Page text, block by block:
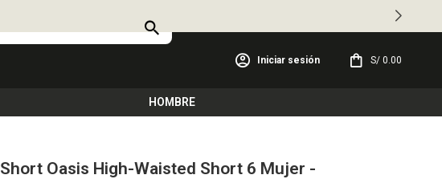
HOMBRE
S/ 0.00
Short Oasis High-Waisted Short 6 Mujer -